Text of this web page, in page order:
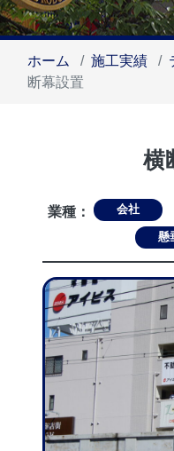
ホーム 施工実績
断幕設置
横
業種： 会社
懸